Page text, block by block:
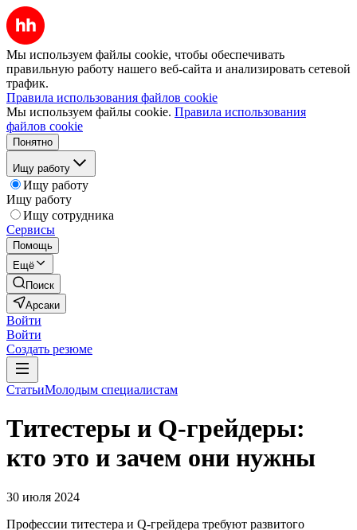
Мы используем файлы cookie, чтобы обеспечивать
правильную работу нашего веб-сайта и анализировать сетевой
трафик.
Правила использования файлов cookie
Мы используем файлы cookie. Правила использования
файлов cookie
Понятно
Ищу работу
Ищу работу
Ищу работу
Ищу сотрудника
Сервисы
Помощь
Ещё
Поиск
Арсаки
Войти
Войти
Создать резюме
СтатьиМолодым специалистам
Tитестеры и Q-грейдеры:
кто это и зачем они нужны
30 июля 2024
Профессии титестера и Q-грейдера требуют развитого